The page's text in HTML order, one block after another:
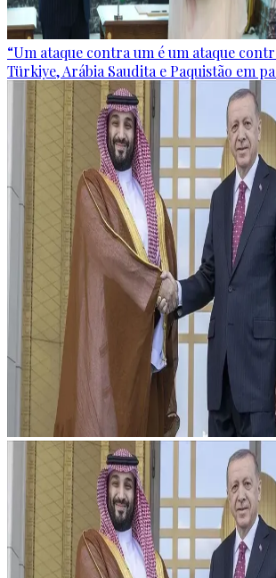
“Um ataque contra um é um ataque
Türkiye, Arábia Saudita e Paquistão em